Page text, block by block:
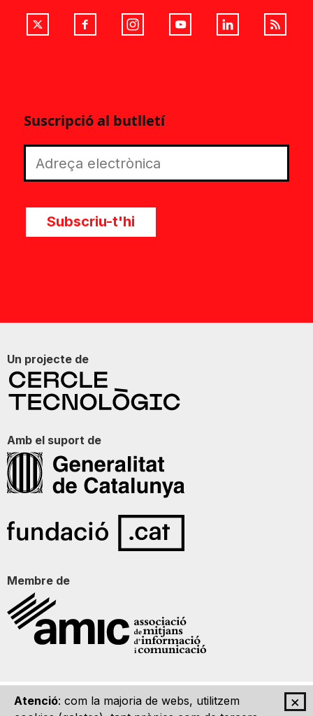
×
Atenció: com la majoria de webs, utilitzem
Suscripció al butlletí
Subscriu-t'hi
Un projecte de
Amb el suport de
Membre de
Qui som Contacte Imatge Gràfica Avís legal